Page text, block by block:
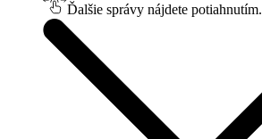
Ďalšie správy nájdete potiahnutím.